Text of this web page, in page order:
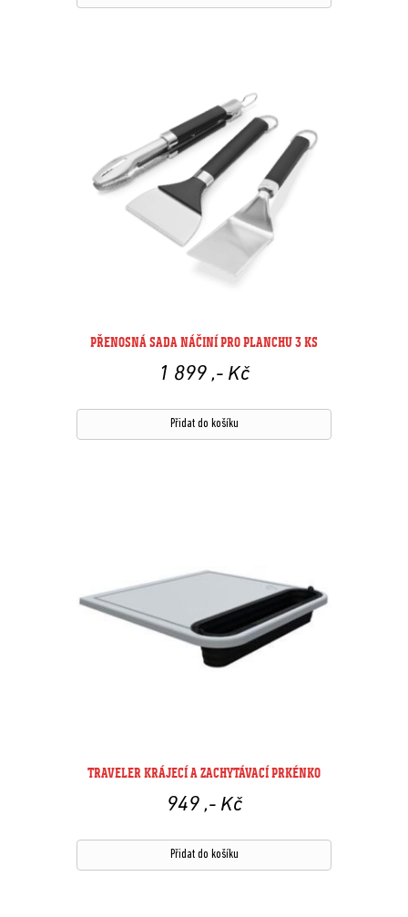
PŘENOSNÁ SADA NÁČINÍ PRO PLANCHU 3 KS
1 899 ,- Kč
Přidat do košíku
TRAVELER KRÁJECÍ A ZACHYTÁVACÍ PRKÉNKO
949 ,- Kč
Přidat do košíku